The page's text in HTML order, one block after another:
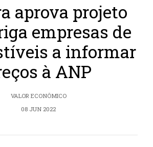
aprova projeto
empresas de
a informar
à ANP
VALOR ECONÔMICO
08 JUN 2022